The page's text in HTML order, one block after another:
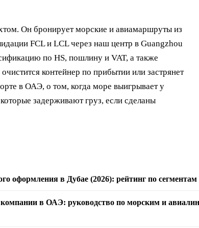
Он бронирует морские и авиамаршруты из
FCL и LCL через наш центр в Guangzhou
по HS, пошлину и VAT, а также
контейнер по прибытии или застрянет
в ОАЭ, о том, когда море выигрывает у
задерживают груз, если сделаны
оформления в Дубае (2026): рейтинг по сегментам
в ОАЭ: руководство по морским и